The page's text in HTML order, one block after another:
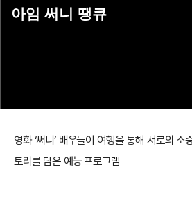
아임 써니 땡큐
영화 ‘써니’ 배우들이 여행을 통해 서로의
토리를 담은 예능 프로그램